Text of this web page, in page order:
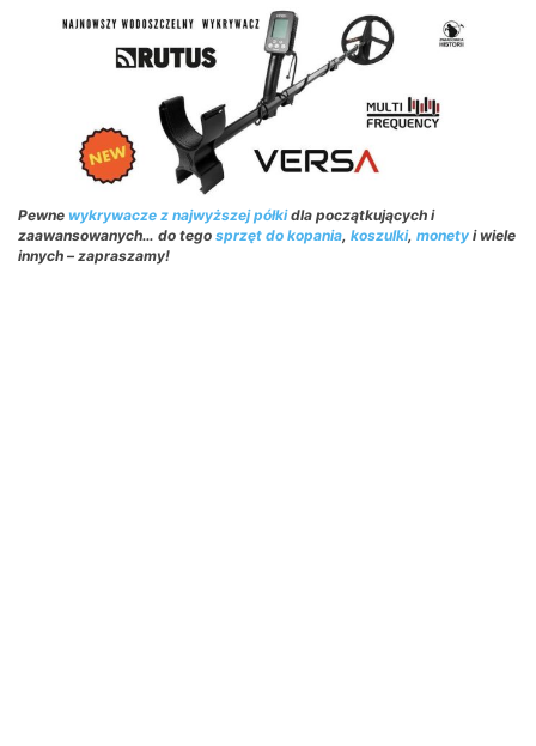
Pewne wykrywacze z najwyższej półkidla początkujących i
zaawansowanych… do tego sprzęt do kopania, koszulki, monety i wiele
innych – zapraszamy!